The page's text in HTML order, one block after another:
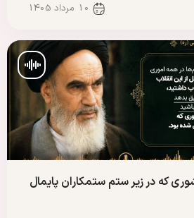
10 مرداد 1405
که در زیر ستم ستمکاران پایمال